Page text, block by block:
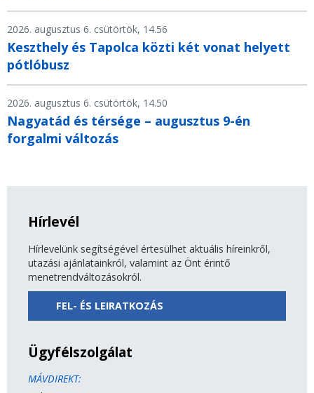
2026. augusztus 6. csütörtök, 14.56
Keszthely és Tapolca közti két vonat helyett
pótlóbusz
2026. augusztus 6. csütörtök, 14.50
Nagyatád és térsége – augusztus 9-én
forgalmi változás
Hírlevél
Hírlevelünk segítségével értesülhet aktuális híreinkről,
utazási ajánlatainkról, valamint az Önt érintő
menetrendváltozásokról.
FEL- ÉS LEIRATKOZÁS
Ügyfélszolgálat
MÁVDIREKT: